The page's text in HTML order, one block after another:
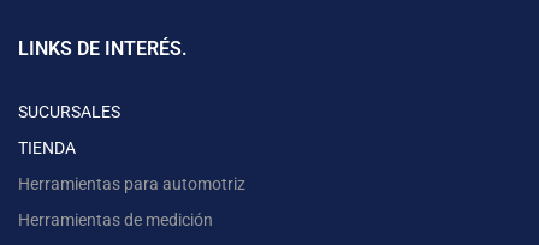
LINKS DE INTERÉS.
SUCURSALES
TIENDA
Herramientas para automotriz
Herramientas de medición